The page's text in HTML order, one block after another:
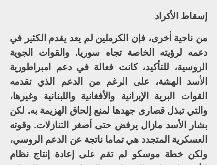
إسقاط الأكراد
من ناحية أخرى، فإن الكرملين لم يعد يقدم الكثير في
دعمه لرؤيته الخاصة تجاه سوريا. والقوات الجوية
الروسية، للتأكيد، كانت فعالة في دعم امبراطورية
الأسد الهشة، على الرغم من الدعم الذي تقدمه
القوات البرية الإيرانية والأفغانية واللبنانية وغيرها،
والتي تبذل قصارى جهدها لمنع إلحاق الهزيمة به. لكن
بشار الأسد مازال يرفض حتى أصغر التنازلات. وقوته
العسكرية المتجدد هي تماما ناتجة عن الدعم الروسي،
ولكن خطة موسكو لم تقم على إعادة إنتاج نظام